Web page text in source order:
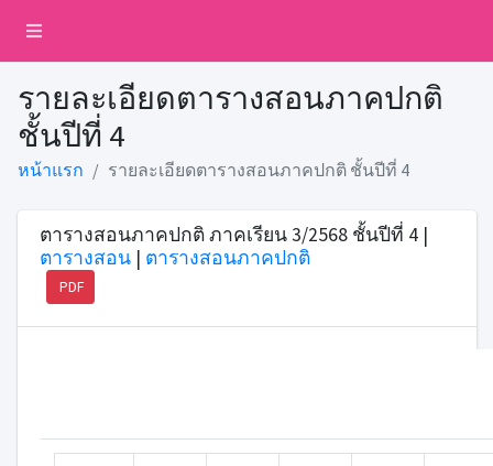
รายละเอียดตารางสอนภาคปกติ
ชั้นปีที่ 4
หน้าแรก รายละเอียดตารางสอนภาคปกติ ชั้นปีที่ 4
ตารางสอนภาคปกติ ภาคเรียน 3/2568 ชั้นปีที่ 4 |
ตารางสอน| ตารางสอนภาคปกติ
PDF